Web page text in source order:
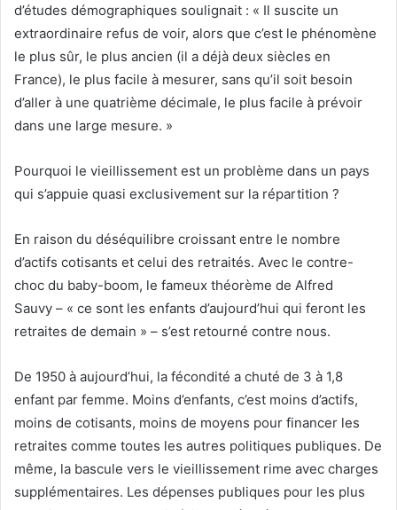
d’études démographiques soulignait : « Il suscite un
extraordinaire refus de voir, alors que c’est le phénomène
le plus sûr, le plus ancien (il a déjà deux siècles en
France), le plus facile à mesurer, sans qu’il soit besoin
d’aller à une quatrième décimale, le plus facile à prévoir
dans une large mesure. »
Pourquoi le vieillissement est un problème dans un pays
qui s’appuie quasi exclusivement sur la répartition ?
En raison du déséquilibre croissant entre le nombre
d’actifs cotisants et celui des retraités. Avec le contre-
choc du baby-boom, le fameux théorème de Alfred
Sauvy – « ce sont les enfants d’aujourd’hui qui feront les
retraites de demain » – s’est retourné contre nous.
De 1950 à aujourd’hui, la fécondité a chuté de 3 à 1,8
enfant par femme. Moins d’enfants, c’est moins d’actifs,
moins de cotisants, moins de moyens pour financer les
retraites comme toutes les autres politiques publiques. De
même, la bascule vers le vieillissement rime avec charges
supplémentaires. Les dépenses publiques pour les plus